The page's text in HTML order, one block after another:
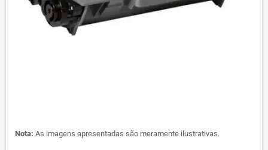
Nota: As imagens apresentadas são meramente ilustrativas.